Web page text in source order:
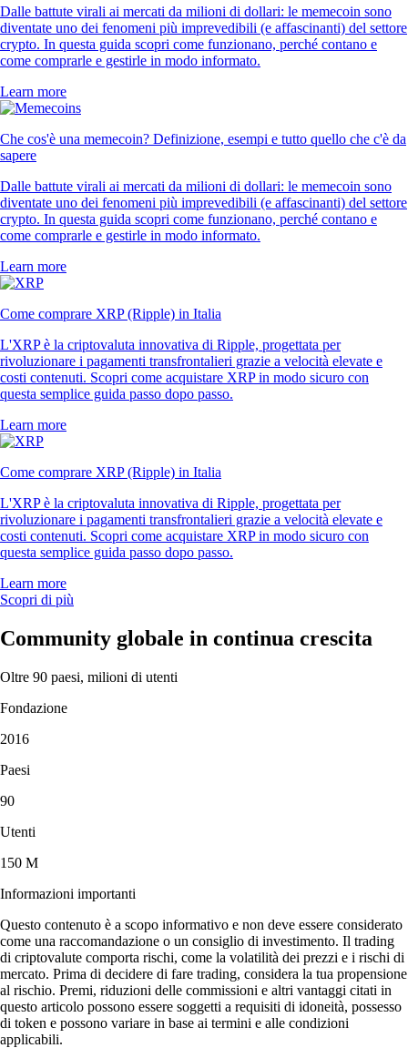
Dalle battute virali ai mercati da milioni di dollari: le memecoin sono
diventate uno dei fenomeni più imprevedibili (e affascinanti) del settore
crypto. In questa guida scopri come funzionano, perché contano e
come comprarle e gestirle in modo informato.
Learn more
Che cos'è una memecoin? Definizione, esempi e tutto quello che c'è da
sapere
Dalle battute virali ai mercati da milioni di dollari: le memecoin sono
diventate uno dei fenomeni più imprevedibili (e affascinanti) del settore
crypto. In questa guida scopri come funzionano, perché contano e
come comprarle e gestirle in modo informato.
Learn more
Come comprare XRP (Ripple) in Italia
L'XRP è la criptovaluta innovativa di Ripple, progettata per
rivoluzionare i pagamenti transfrontalieri grazie a velocità elevate e
costi contenuti. Scopri come acquistare XRP in modo sicuro con
questa semplice guida passo dopo passo.
Learn more
Come comprare XRP (Ripple) in Italia
L'XRP è la criptovaluta innovativa di Ripple, progettata per
rivoluzionare i pagamenti transfrontalieri grazie a velocità elevate e
costi contenuti. Scopri come acquistare XRP in modo sicuro con
questa semplice guida passo dopo passo.
Learn more
Scopri di più
Community globale in continua crescita
Oltre 90 paesi, milioni di utenti
Fondazione
2016
Paesi
90
Utenti
150 M
Informazioni importanti
Questo contenuto è a scopo informativo e non deve essere considerato
come una raccomandazione o un consiglio di investimento. Il trading
di criptovalute comporta rischi, come la volatilità dei prezzi e i rischi di
mercato. Prima di decidere di fare trading, considera la tua propensione
al rischio. Premi, riduzioni delle commissioni e altri vantaggi citati in
questo articolo possono essere soggetti a requisiti di idoneità, possesso
di token e possono variare in base ai termini e alle condizioni
applicabili.